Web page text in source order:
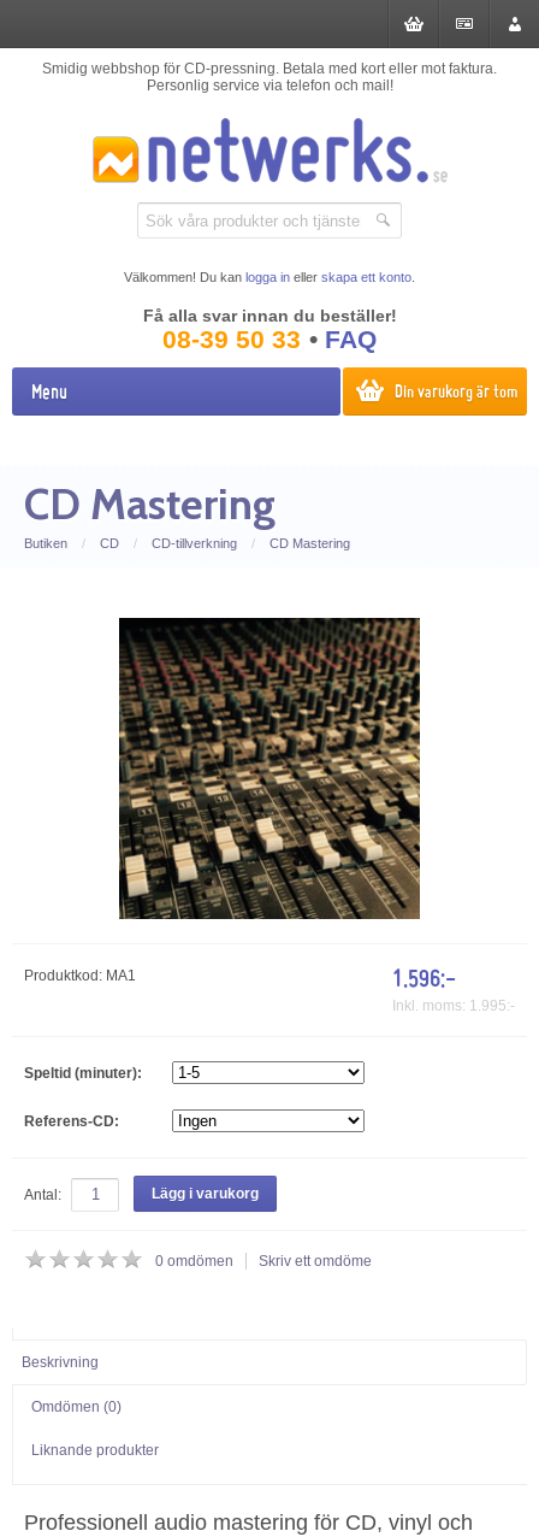
Smidig webbshop för CD-pressning. Betala med kort eller mot faktura.
Personlig service via telefon och mail!
Välkommen! Du kan logga in eller skapa ett konto
Få alla svar innan du beställer!
08-39 50 33 • FAQ
Din varukorg är tom
Menu
CD Mastering
Butiken / CD / CD-tillverkning / CD Mastering
Produktkod: MA1 1.596:-
Inkl. moms: 1.995:-
Speltid (minuter):
Referens-CD:
Antal: Lägg i varukorg
0 omdömen Skriv ett omdöme
Beskrivning
Omdömen (0)
Liknande produkter
Professionell audio mastering för CD, vinyl och